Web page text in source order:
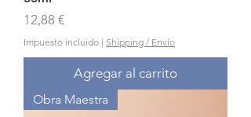
Precio
12,88 €
Impuesto incluido | Shipping / Envío
Agregar al carrito
Obra Maestra